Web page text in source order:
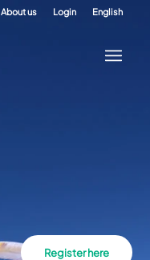
About us Login English
Register here